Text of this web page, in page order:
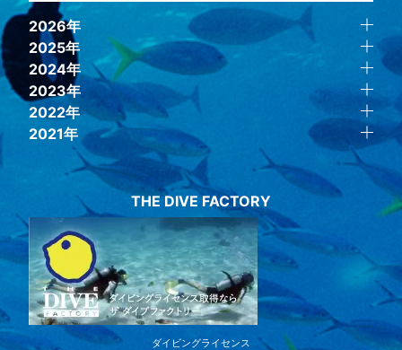
2026年
2025年
2024年
2023年
2022年
2021年
THE DIVE FACTORY
ダイビングライセンス